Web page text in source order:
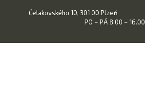
Čelakovského 10, 301 00 Plzeň
PO – PÁ 8.00 – 16.00